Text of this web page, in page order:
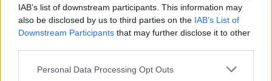
IAB’s list of downstream participants. This information may
also be disclosed by us to third parties on the IAB’s List of
Downstream Participants that may further disclose it to other
Please note that this website/app uses one or more Google
Personal Data Processing Opt Outs
Nem is csoda: az első rész legalább akkora
siker volt a mozikban, mint a TV-sorozat. A
ítélve: 2010. május 28-án kiderül, mekkorára.